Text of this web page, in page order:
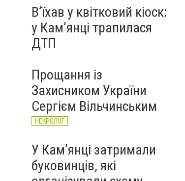
Вʼїхав у квітковий кіоск:
у Камʼянці трапилася
ДТП
Прощання із
Захисником України
Сергієм Вільчинським
НЕКРОЛОГ
У Кам’янці затримали
буковинців, які